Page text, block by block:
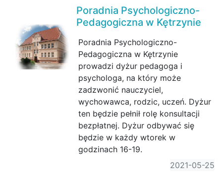
Poradnia Psychologiczno-
Pedagogiczna w Kętrzynie
Poradnia Psychologiczno-
Pedagogiczna w Kętrzynie
prowadzi dyżur pedagoga i
psychologa, na który może
zadzwonić nauczyciel,
wychowawca, rodzic, uczeń. Dyżur
ten będzie pełnił rolę konsultacji
bezpłatnej. Dyżur odbywać się
będzie w każdy wtorek w
godzinach 16-19.
2021-05-25